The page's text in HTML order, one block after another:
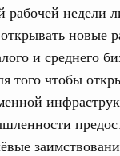
рабочей недели
новые
и среднего
того чтобы